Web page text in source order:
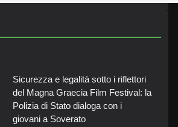
Sicurezza e legalità sotto i riflettori
del Magna Graecia Film Festival: la
Polizia di Stato dialoga con i
giovani a Soverato